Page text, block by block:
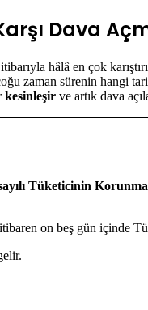
Dava
hâlâ en çok
zaman sürenin hangi
kesinleşir ve artık dava
Tüketicinin
on beş gün içinde